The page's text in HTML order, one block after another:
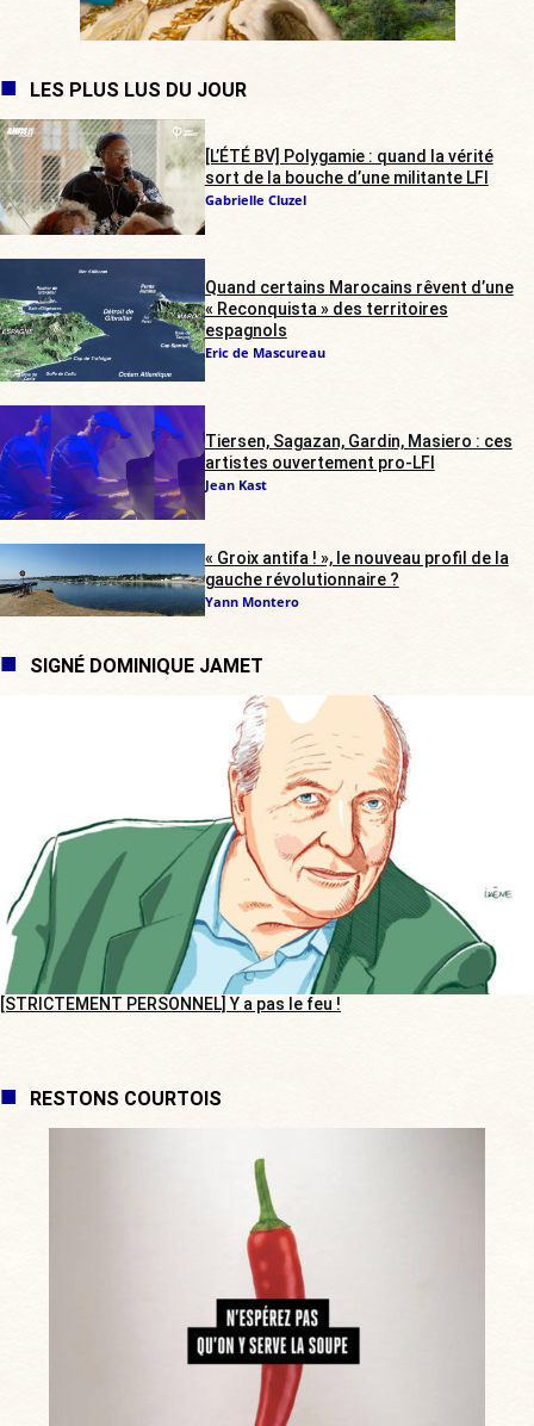
LES PLUS LUS DU JOUR
[L’ÉTÉ BV] Polygamie : quand la vérité
sort de la bouche d’une militante LFI
Gabrielle Cluzel
Quand certains Marocains rêvent d’une
« Reconquista » des territoires
espagnols
Eric de Mascureau
Tiersen, Sagazan, Gardin, Masiero : ces
artistes ouvertement pro-LFI
Jean Kast
« Groix antifa ! », le nouveau profil de la
gauche révolutionnaire ?
Yann Montero
SIGNÉ DOMINIQUE JAMET
[STRICTEMENT PERSONNEL] Y a pas le feu !
RESTONS COURTOIS